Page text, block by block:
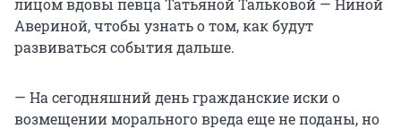
Авериной, чтобы узнать о том, как будут
развиваться события дальше.
— На сегодняшний день гражданские иски о
возмещении морального вреда еще не поданы, но